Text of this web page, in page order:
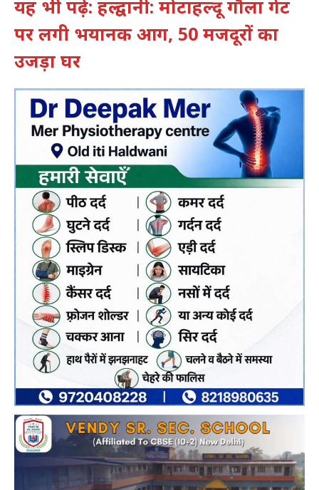
यह भी पढ़ें: हल्द्वानी: मोटाहल्दू गौला गेट
पर लगी भयानक आग, 50 मजदूरों का
उजड़ा घर